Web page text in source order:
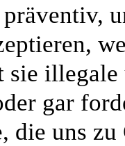
sie
gar
die uns